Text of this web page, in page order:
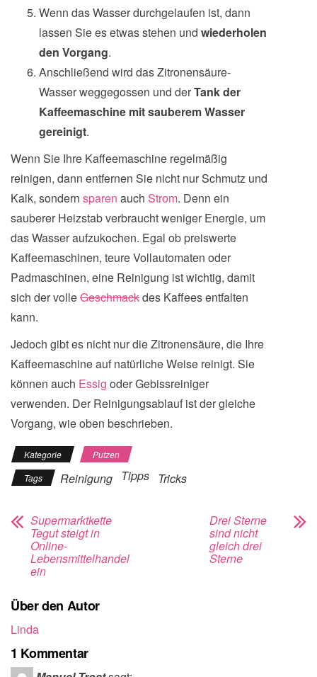
Wenn das Wasser durchgelaufen ist, dann
lassen Sie es etwas stehen und wiederholen
den Vorgang.
Anschließend wird das Zitronensäure-
Wasser weggegossen und derTank der
Kaffeemaschine mit sauberem Wasser
gereinigt.
Wenn Sie Ihre Kaffeemaschine regelmäßig
reinigen, dann entfernen Sie nicht nur Schmutz und
Kalk, sondern sparen auch Strom. Denn ein
sauberer Heizstab verbraucht weniger Energie, um
das Wasser aufzukochen. Egal ob preiswerte
Kaffeemaschinen, teure Vollautomaten oder
Padmaschinen, eine Reinigung ist wichtig, damit
sich der volleGeschmackdes Kaffees entfalten
kann.
Jedoch gibt es nicht nur die Zitronensäure, die Ihre
Kaffeemaschine auf natürliche Weise reinigt. Sie
können auch Essig oder Gebissreiniger
verwenden. Der Reinigungsablauf ist der gleiche
Vorgang, wie oben beschrieben.
Kategorie
Putzen
Tags
Reinigung Tipps Tricks
Supermarktkette
Tegut steigt in
Online-
Lebensmittelhandel
ein
Drei Sterne
sind nicht
gleich drei
Sterne
Über den Autor
Linda
1 Kommentar